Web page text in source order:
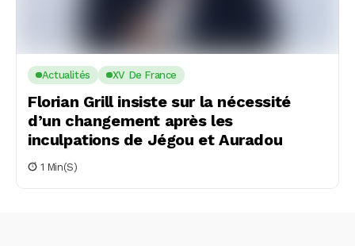
Actualités XV De France
Florian Grill insiste sur la nécessité
d’un changement après les
inculpations de Jégou et Auradou
1 Min(s)